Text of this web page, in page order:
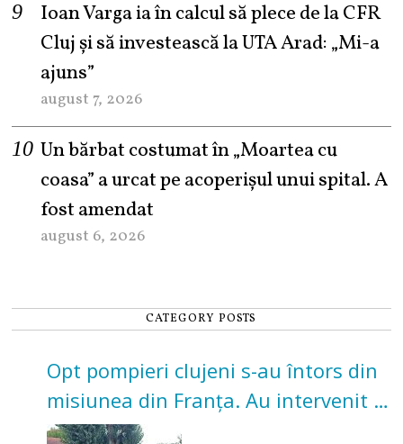
Ioan Varga ia în calcul să plece de la CFR
Cluj și să investească la UTA Arad: „Mi-a
ajuns”
august 7, 2026
Un bărbat costumat în „Moartea cu
coasa” a urcat pe acoperișul unui spital. A
fost amendat
august 6, 2026
CATEGORY POSTS
Opt pompieri clujeni s-au întors din
misiunea din Franța. Au intervenit la
incendii de vegetație și pădure